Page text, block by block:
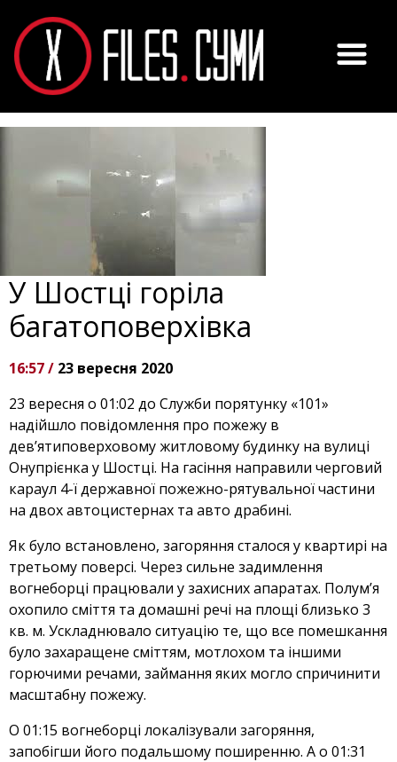
У Шостці горіла
багатоповерхівка
16:57 / 23 вересня 2020
23 вересня о 01:02 до Служби порятунку «101»
надійшло повідомлення про пожежу в
дев’ятиповерховому житловому будинку на вулиці
Онупрієнка у Шостці. На гасіння направили черговий
караул 4-ї державної пожежно-рятувальної частини
на двох автоцистернах та авто драбині.
Як було встановлено, загоряння сталося у квартирі на
третьому поверсі. Через сильне задимлення
вогнеборці працювали у захисних апаратах. Полум’я
охопило сміття та домашні речі на площі близько 3
кв. м. Ускладнювало ситуацію те, що все помешкання
було захаращене сміттям, мотлохом та іншими
горючими речами, займання яких могло спричинити
масштабну пожежу.
О 01:15 вогнеборці локалізували загоряння,
запобігши його подальшому поширенню. А о 01:31